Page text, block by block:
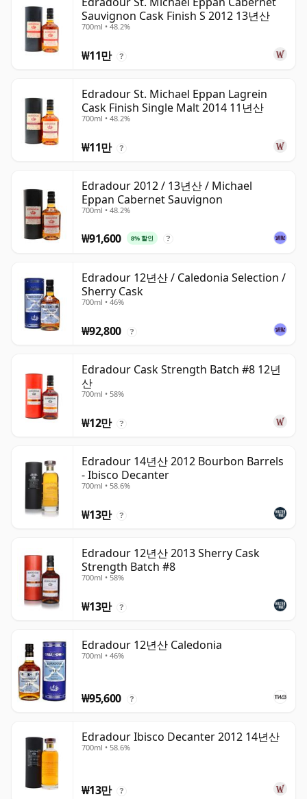
Sauvignon Cask Finish S 2012 13년산
700ml • 48.2%
₩11만 ?
Edradour St. Michael Eppan Lagrein
Cask Finish Single Malt 2014 11년산
700ml • 48.2%
₩11만 ?
Edradour 2012 / 13년산 / Michael
Eppan Cabernet Sauvignon
700ml • 48.2%
₩91,600 8% 할인 ?
Edradour 12년산 / Caledonia Selection /
Sherry Cask
700ml • 46%
₩92,800 ?
Edradour Cask Strength Batch #8 12년
산
700ml • 58%
₩12만 ?
Edradour 14년산 2012 Bourbon Barrels
- Ibisco Decanter
700ml • 58.6%
₩13만 ?
Edradour 12년산 2013 Sherry Cask
Strength Batch #8
700ml • 58%
₩13만 ?
Edradour 12년산 Caledonia
700ml • 46%
₩95,600 ?
Edradour Ibisco Decanter 2012 14년산
700ml • 58.6%
₩13만 ?